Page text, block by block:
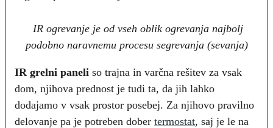
IR ogrevanje je od vseh oblik ogrevanja najbolj
podobno naravnemu procesu segrevanja (sevanja)
IR grelni paneli so trajna in varčna rešitev za vsak
dom, njihova prednost je tudi ta, da jih lahko
dodajamo v vsak prostor posebej. Za njihovo pravilno
delovanje pa je potreben dober termostat, saj je le na